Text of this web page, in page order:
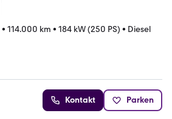
• 114.000 km • 184 kW (250 PS) • Diesel
Kontakt Parken